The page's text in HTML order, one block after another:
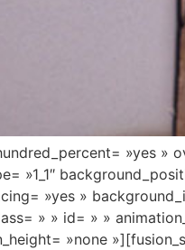
»yes
»1_1″
»yes »
» » id= » »
»none